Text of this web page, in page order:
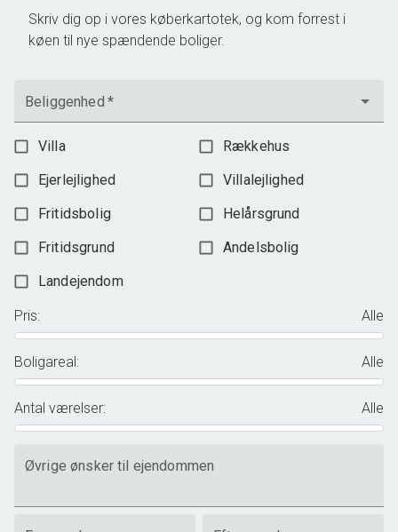
Skriv dig op i vores køberkartotek, og kom forrest i
køen til nye spændende boliger.
Beliggenhed *
Villa
Rækkehus
Ejerlejlighed
Villalejlighed
Fritidsbolig
Helårsgrund
Fritidsgrund
Andelsbolig
Landejendom
Pris: Alle
Boligareal : Alle
Antal værelser: Alle
Øvrige ønsker til ejendommen